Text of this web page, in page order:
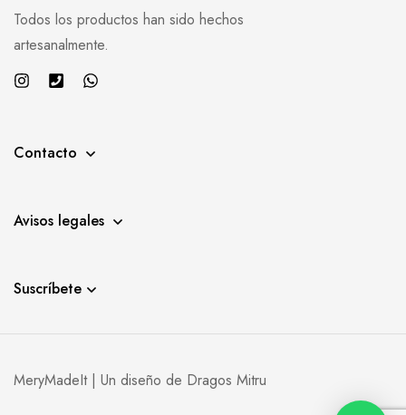
Todos los productos han sido hechos
artesanalmente.
Contacto
Avisos legales
Suscríbete
MeryMadeIt | Un diseño de Dragos Mitru